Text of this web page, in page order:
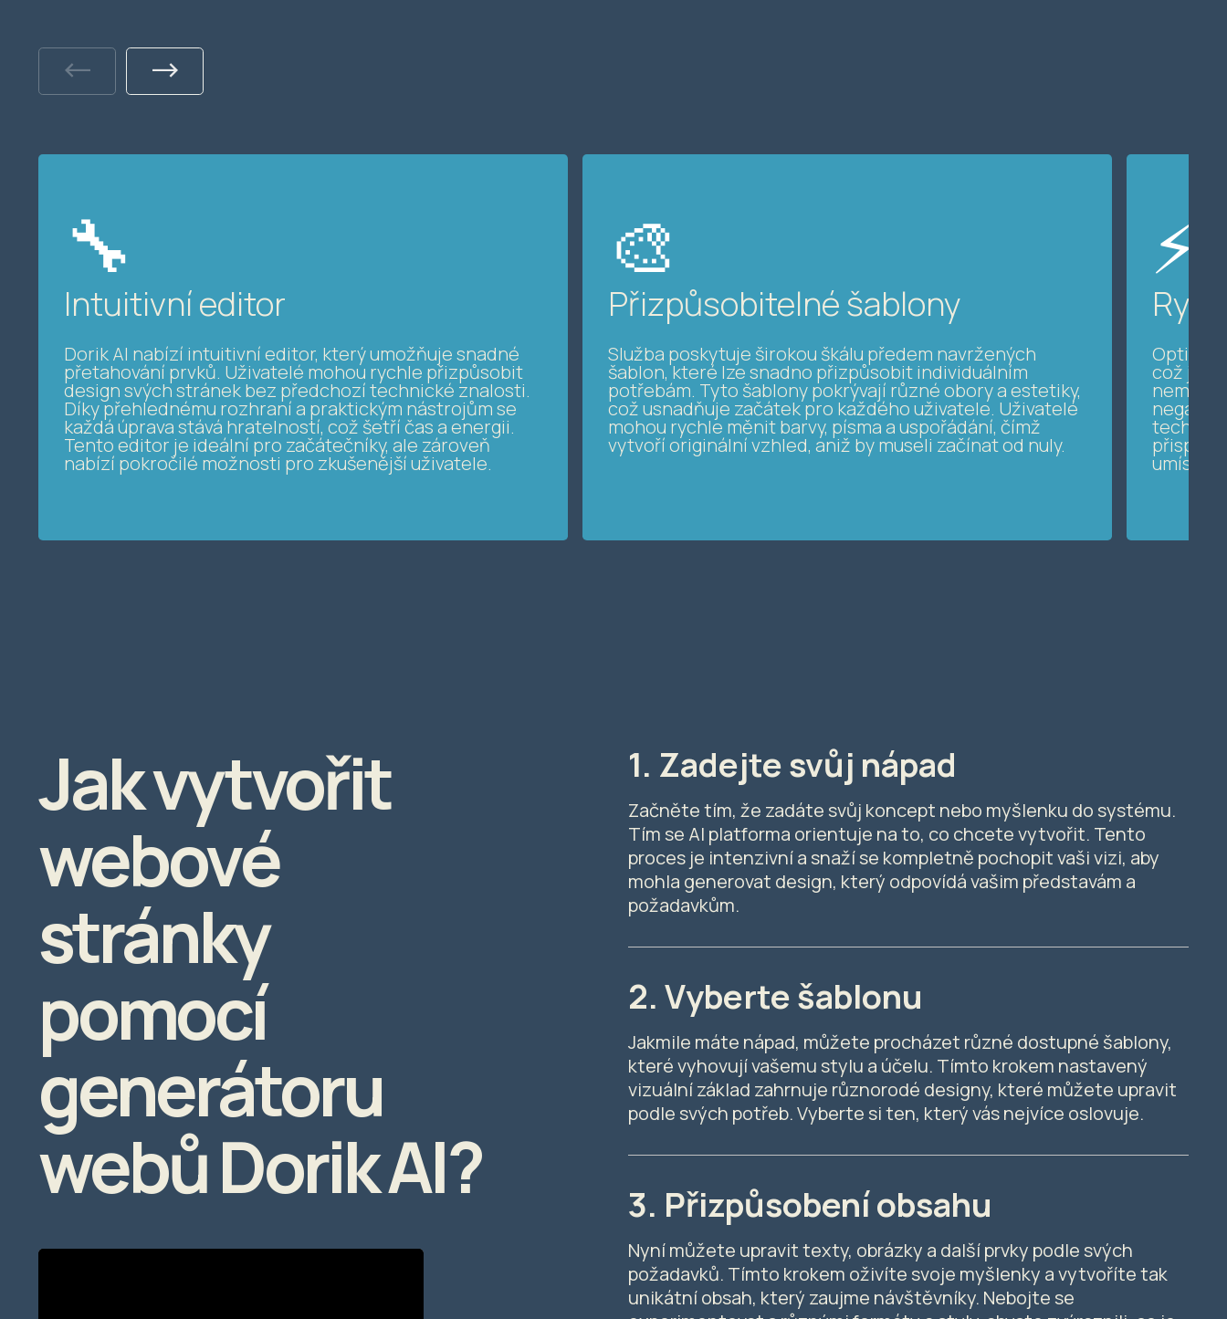
🔧
Intuitivní editor
Dorik AI nabízí intuitivní editor, který umožňuje snadné
přetahování prvků. Uživatelé mohou rychle přizpůsobit
design svých stránek bez předchozí technické znalosti.
Díky přehlednému rozhraní a praktickým nástrojům se
každá úprava stává hratelností, což šetří čas a energii.
Tento editor je ideální pro začátečníky, ale zároveň
nabízí pokročilé možnosti pro zkušenější uživatele.
🎨
Přizpůsobitelné šablony
Služba poskytuje širokou škálu předem navržených
šablon, které lze snadno přizpůsobit individuálním
potřebám. Tyto šablony pokrývají různé obory a estetiky,
což usnadňuje začátek pro každého uživatele. Uživatelé
mohou rychle měnit barvy, písma a uspořádání, čímž
vytvoří originální vzhled, aniž by museli začínat od nuly.
⚡
což je
nemusí
přispívá
Next
Jak vytvořit
webové
stránky
pomocí
generátoru
webů Dorik AI?
1. Zadejte svůj nápad
Začněte tím, že zadáte svůj koncept nebo myšlenku do systému.
Tím se AI platforma orientuje na to, co chcete vytvořit. Tento
proces je intenzivní a snaží se kompletně pochopit vaši vizi, aby
mohla generovat design, který odpovídá vašim představám a
požadavkům.
2. Vyberte šablonu
Jakmile máte nápad, můžete procházet různé dostupné šablony,
které vyhovují vašemu stylu a účelu. Tímto krokem nastavený
vizuální základ zahrnuje různorodé designy, které můžete upravit
podle svých potřeb. Vyberte si ten, který vás nejvíce oslovuje.
3. Přizpůsobení obsahu
Nyní můžete upravit texty, obrázky a další prvky podle svých
požadavků. Tímto krokem oživíte svoje myšlenky a vytvoříte tak
unikátní obsah, který zaujme návštěvníky. Nebojte se